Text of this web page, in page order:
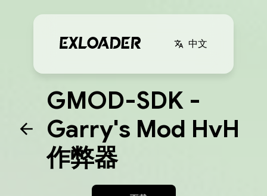
中文
GMOD-SDK -
Garry's Mod HvH
作弊器